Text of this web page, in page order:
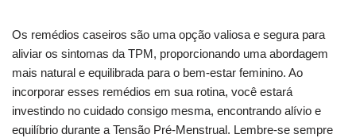
Os remédios caseiros são uma opção valiosa e segura para
aliviar os sintomas da TPM, proporcionando uma abordagem
mais natural e equilibrada para o bem-estar feminino. Ao
incorporar esses remédios em sua rotina, você estará
investindo no cuidado consigo mesma, encontrando alívio e
equilíbrio durante a Tensão Pré-Menstrual. Lembre-se sempre